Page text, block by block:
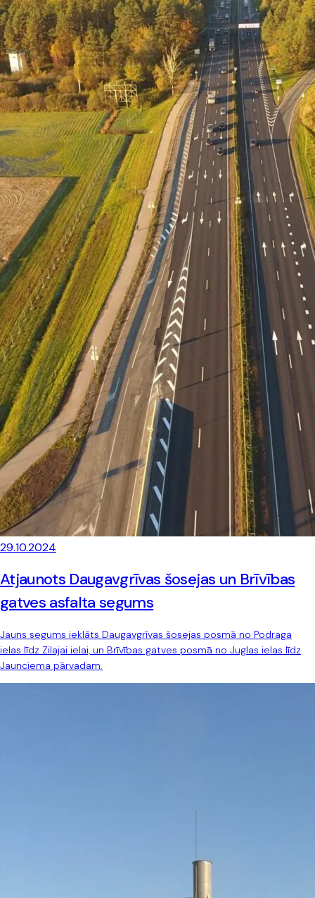
29.10.2024
Atjaunots Daugavgrīvas šosejas un Brīvības
gatves asfalta segums
Jauns segums ieklāts Daugavgrīvas šosejas posmā no Podraga
ielas līdz Zilajai ielai, un Brīvības gatves posmā no Juglas ielas līdz
Jaunciema pārvadam.